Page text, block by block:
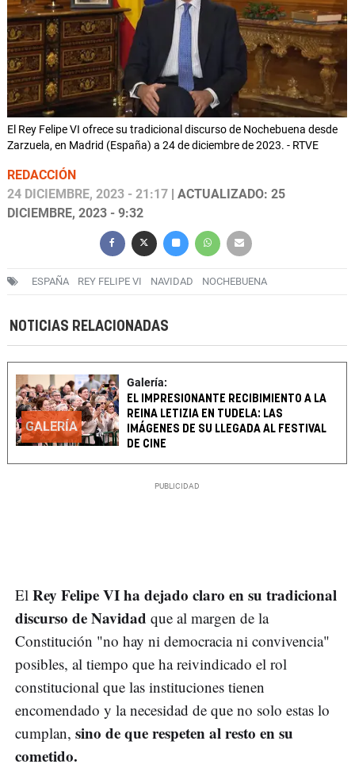
El Rey Felipe VI ofrece su tradicional discurso de Nochebuena desde
Zarzuela, en Madrid (España) a 24 de diciembre de 2023. - RTVE
REDACCIÓN
24 DICIEMBRE, 2023 - 21:17 | ACTUALIZADO: 25
DICIEMBRE, 2023 - 9:32
ESPAÑA REY FELIPE VI NAVIDAD NOCHEBUENA
NOTICIAS RELACIONADAS
GALERÍA
Galería:
EL IMPRESIONANTE RECIBIMIENTO A LA
REINA LETIZIA EN TUDELA: LAS
IMÁGENES DE SU LLEGADA AL FESTIVAL
DE CINE
El Rey Felipe VI ha dejado claro en su tradicional
discurso de Navidad que al margen de la
Constitución "no hay ni democracia ni convivencia"
posibles, al tiempo que ha reivindicado el rol
constitucional que las instituciones tienen
encomendado y la necesidad de que no solo estas lo
cumplan, sino de que respeten al resto en su
cometido.